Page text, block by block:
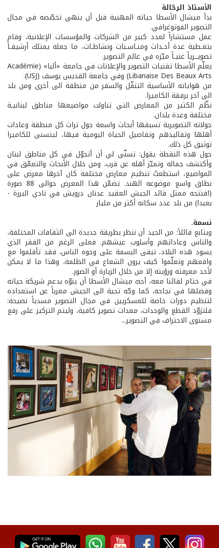
الأستاذ الرحّالة
بدأ ميشال الأسطا حياته المهنية قبل أن ينهي تخصّصه في مجال
التصوير الفوتوغرافي.
عمل مستشاراً لعدد كبير من الشركات والمؤسسات الإعلانية، وقام
بتغـطية عدة أحـداث ومنـاسـبات ونشاطـات، ما جعله يمتلك أرشيفـاً
تصويــرياً غنيـاً ميّزه في عالم التصوير.
يعلّم الأسطا تقنيات التصوير والإعلانات في جامعة «ألبا» (Académie
Libanaise Des Beaux Arts) وفي جامعة القديس يوسف (USJ).
من هواياته الأساسية التنقّل والسفر من منطقة الى أخرى ومن بلد
الى آخر برفقة الكاميرا.
نظّم الكثير من المعارض التي تناولت مواضيعها مناطق لبنانيـة
مختلفة وعدة بلدان.
جولاته التصويرية تسبقها أبحاث واسعة حول تراث كل منطقة وعادات
أهلها وتقاليدهم وتفاصيل الحياة اليومية فيها، ليتسنى للكاميرا
توثيق كل ذلك.
حول هذه النقطة يقول: تسنّى لي أن أتجوّل في كل مناطق لبنان
وأكتشف جماله وتميّز أهله عن قرب. ومن خلال الأبحاث والتعمّق في
المواضيع، استطعتُ تنظيم معارض مختلفة كان آخرها معرض على
نطاق واسع موضوعه الهند. تضمّن هذا المعرض حوالى 88 صورة
(افتتحه ممثل قائد الجيش العقيد عدنان درويش في نادي اليرزة -
بعبدا) من بلد عدد سكانه أكثر من مليار
نسمة.
ويتابع قائلاً: من الجيد أن ننظر بطريقة جديدة الى الثقافات المختلفة،
والناس وعاداتهم وأسلوب عيشهم. فعلى الرغم من الفقر الذي
يسود هذه البلاد، تبقى البسمة على وجوه الناس، فقد تأقلموا مع
واقعهم وتعلّموا كيف يرون الشعاع في الظلمة، وهذا ما لا يمكن
لأحد معرفته ورؤيته إلا من خلال الزيارة أو الصور.
في ختام لقائنا معه، أحبّ ميشال الأسطا أن ينوّه بدعم شريكة حياته
وفضلها في نجاحه، كما وجّه تحية الى الجيش معرباً عن استعداده
لتنظيم دورات خاصة للعسكريين في مجال التصوير مسدياً نصيحة:
فلتزوّد القطع والوحدات، معدات تصوير كافية، وليتم التركيز على رفع
مستوى الاحتراف في التصوير...